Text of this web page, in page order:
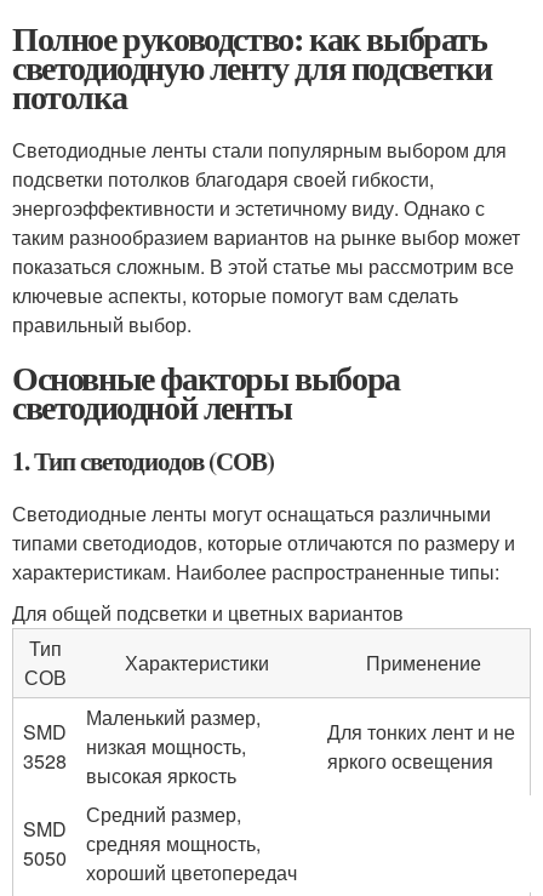
Полное руководство: как выбрать
светодиодную ленту для подсветки
потолка
Светодиодные ленты стали популярным выбором для
подсветки потолков благодаря своей гибкости,
энергоэффективности и эстетичному виду. Однако с
таким разнообразием вариантов на рынке выбор может
показаться сложным. В этой статье мы рассмотрим все
ключевые аспекты, которые помогут вам сделать
правильный выбор.
Основные факторы выбора
светодиодной ленты
1. Тип светодиодов (СОВ)
Светодиодные ленты могут оснащаться различными
типами светодиодов, которые отличаются по размеру и
характеристикам. Наиболее распространенные типы:
Для общей подсветки и цветных вариантов
Тип
СОВ
Характеристики Применение
SMD
3528
Маленький размер,
низкая мощность,
высокая яркость
Для тонких лент и не
яркого освещения
SMD
5050
Средний размер,
средняя мощность,
хороший цветопередач